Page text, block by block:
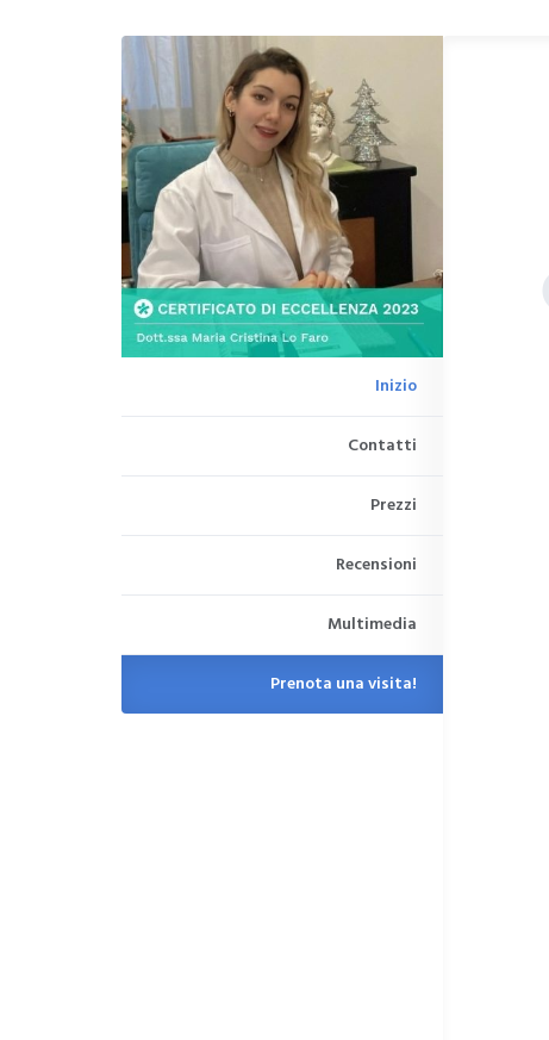
Inizio
Contatti
Prezzi
Recensioni
Multimedia
Prenota una visita!